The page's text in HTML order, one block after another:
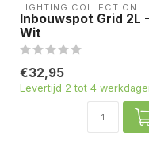
LIGHTING COLLECTION
Inbouwspot Grid 2L -
Wit
€32,95
Levertijd 2 tot 4